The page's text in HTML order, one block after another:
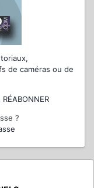
de caméras ou de
?